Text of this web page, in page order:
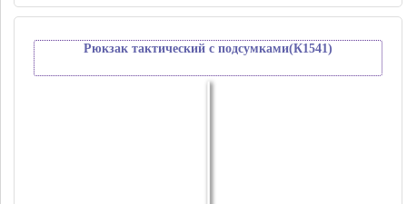
Рюкзак тактический с подсумками(К1541)